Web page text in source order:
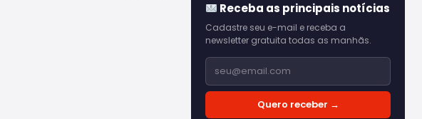
Receba as principais notícias
Cadastre seu e-mail e receba a
newsletter gratuita todas as manhãs.
Quero receber →